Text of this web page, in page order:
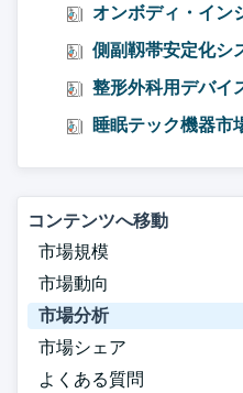
オンボディ・イン
側副靱帯安定化シ
整形外科用デバイ
睡眠テック機器市
コンテンツへ移動
市場規模
市場動向
市場分析
市場シェア
よくある質問